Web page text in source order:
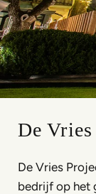
De
De Vries
bedrijf op het